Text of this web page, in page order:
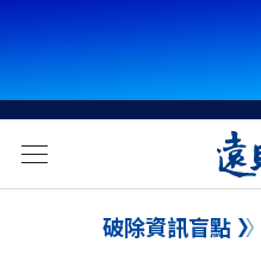
破除資訊盲點